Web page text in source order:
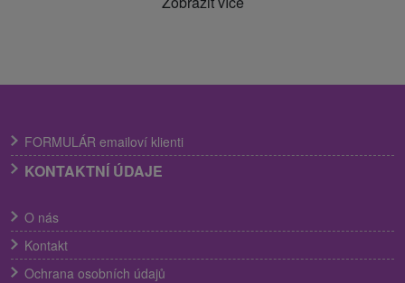
FORMULÁR emailoví klienti
KONTAKTNÍ ÚDAJE
O nás
Kontakt
Ochrana osobních údajů